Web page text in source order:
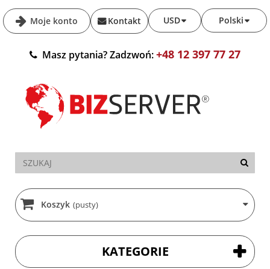
Moje konto Polski
USD
Kontakt
Masz pytania? Zadzwoń:+48 12 397 77 27
Koszyk (pusty)
KATEGORIE